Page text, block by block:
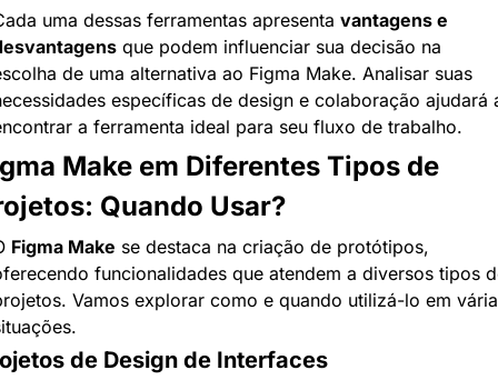
uma dessas ferramentas apresenta vantagens e
que podem influenciar sua decisão na
de uma alternativa ao Figma Make. Analisar suas
específicas de design e colaboração ajudará
a ferramenta ideal para seu fluxo de trabalho.
Make em Diferentes Tipos de
Quando Usar?
Figma Make se destaca na criação de protótipos,
funcionalidades que atendem a diversos tipos
Vamos explorar como e quando utilizá-lo em
de Design de Interfaces